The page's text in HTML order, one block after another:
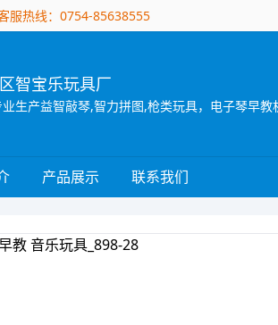
服热线：0754-85638555
智宝乐玩具厂
生产益智敲琴,智力拼图,枪类玩具，电子琴早
产品展示 联系我们